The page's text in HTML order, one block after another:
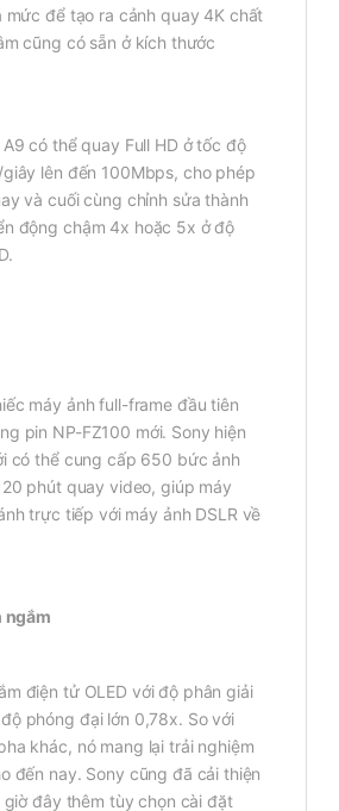
mức để tạo ra cảnh quay 4K chất
cũng có sẵn ở kích thước
có thể quay Full HD ở tốc độ
lên đến 100Mbps, cho phép
và cuối cùng chỉnh sửa thành
động chậm 4x hoặc 5x ở độ
máy ảnh full-frame đầu tiên
pin NP-FZ100 mới. Sony hiện
có thể cung cấp 650 bức ảnh
phút quay video, giúp máy
trực tiếp với máy ảnh DSLR về
ngắm
điện tử OLED với độ phân giải
phóng đại lớn 0,78x. So với
khác, nó mang lại trải nghiệm
đến nay. Sony cũng đã cải thiện
đây thêm tùy chọn cài đặt